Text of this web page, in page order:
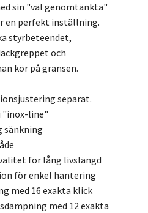
sin "väl genomtänkta"
en perfekt inställning.
styrbeteendet,
och
kör på gränsen.
separat.
line"
sänkning
för lång livslängd
för enkel hantering
med 16 exakta klick
med 12 exakta